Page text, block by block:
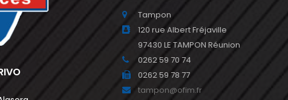
Tampon
120 rue Albert Fréjaville
97430 LE TAMPON Réunion
0262 59 70 74
0262 59 78 77
tampon@ofim.fr